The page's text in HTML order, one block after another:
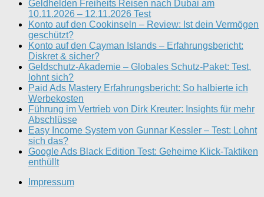
Geldhelden Freiheits Reisen nach Dubai am
10.11.2026 – 12.11.2026 Test
Konto auf den Cookinseln – Review: Ist dein Vermögen
geschützt?
Konto auf den Cayman Islands – Erfahrungsbericht:
Diskret & sicher?
Geldschutz-Akademie – Globales Schutz-Paket: Test,
lohnt sich?
Paid Ads Mastery Erfahrungsbericht: So halbierte ich
Werbekosten
Führung im Vertrieb von Dirk Kreuter: Insights für mehr
Abschlüsse
Easy Income System von Gunnar Kessler – Test: Lohnt
sich das?
Google Ads Black Edition Test: Geheime Klick-Taktiken
enthüllt
Impressum